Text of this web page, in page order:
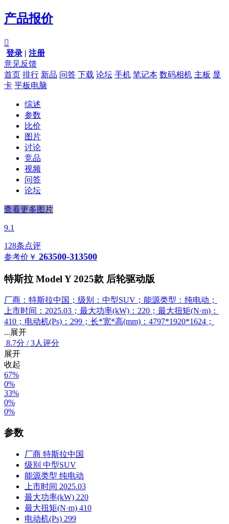
产品报价

登录 | 注册
意见反馈
首页 排行 新品 问答 下载 论坛 手机 笔记本 数码相机 主板 显
卡 平板电脑
综述
参数
比价
图片
讨论
竞品
视频
问答
论坛
查看更多图片
9.1
128条点评
参考价 ￥ 263500-313500
特斯拉 Model Y 2025款 后轮驱动版
厂商：特斯拉中国；级别：中型SUV；能源类型：纯电动；
上市时间：2025.03；最大功率(kW)：220；最大扭矩(N·m)：
410；电动机(Ps)：299；长*宽*高(mm)：4797*1920*1624；
...展开
8.7分 /3人评分
展开
收起
67%
0%
33%
0%
0%
参数
厂商 特斯拉中国
级别 中型SUV
能源类型 纯电动
上市时间 2025.03
最大功率(kW) 220
最大扭矩(N·m) 410
电动机(Ps) 299